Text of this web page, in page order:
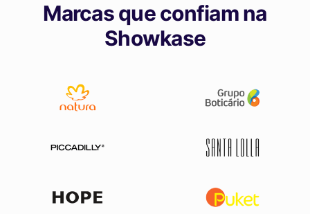
Marcas que confiam na
Showkase